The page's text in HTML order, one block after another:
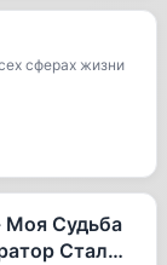
сферах жизни
Моя Судьба
Стал